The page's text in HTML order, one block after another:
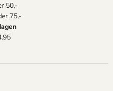
50,-
75,-